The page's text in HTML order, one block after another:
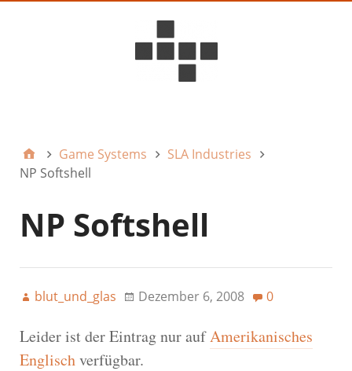
Game Systems
SLA Industries
NP Softshell
NP Softshell
blut_und_glas Dezember 6, 2008 0
Leider ist der Eintrag nur aufAmerikanisches
Englischverfügbar.